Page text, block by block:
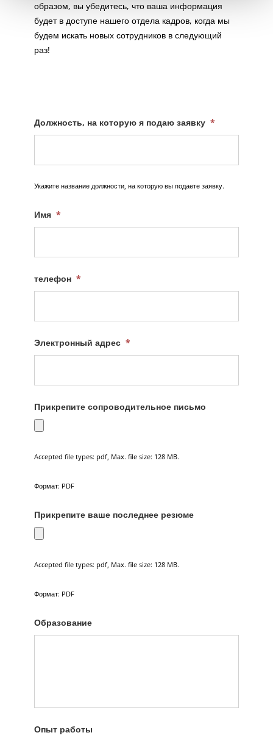
образом, вы убедитесь, что ваша информация
будет в доступе нашего отдела кадров, когда мы
будем искать новых сотрудников в следующий
раз!
Должность, на которую я подаю заявку *
Укажите название должности, на которую вы подаете заявку.
Имя *
телефон *
Электронный адрес *
Прикрепите сопроводительное письмо
Accepted file types: pdf, Max. file size: 128 MB.
Формат: PDF
Прикрепите ваше последнее резюме
Accepted file types: pdf, Max. file size: 128 MB.
Формат: PDF
Образование
Опыт работы